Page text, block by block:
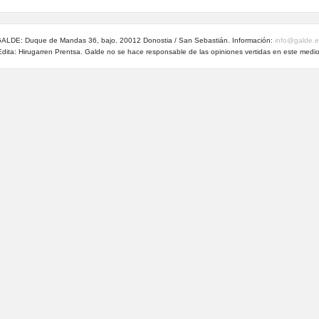
Duque de Mandas 36, bajo. 20012 Donostia / San Sebastián. Información:
Hirugarren Prentsa. Galde no se hace responsable de las opiniones vertidas en este